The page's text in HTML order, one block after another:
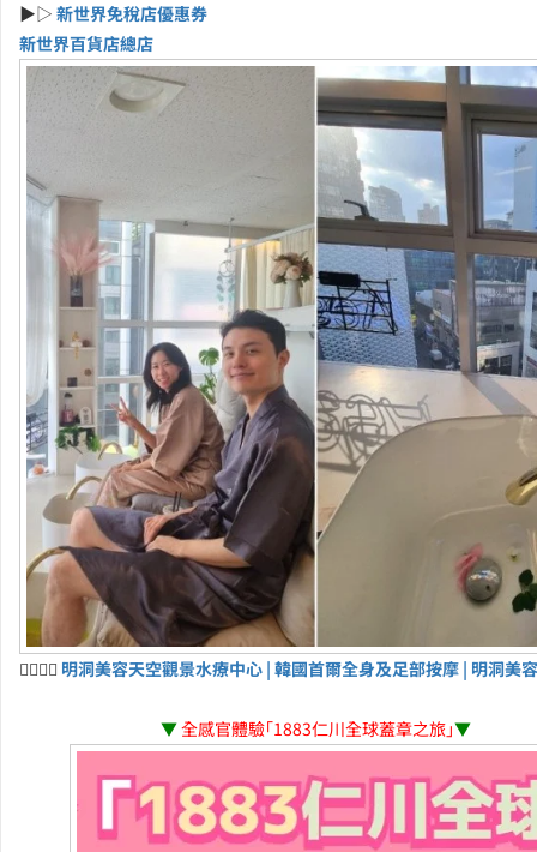
▶▷ 新世界免稅店優惠券
新世界百貨店總店
💆‍♀️💆‍♂️ 明洞美容天空觀景水療中心 | 韓國首爾全身及足部按摩 | 明洞美
▼全感官體驗「1883仁川全球蓋章之旅」▼